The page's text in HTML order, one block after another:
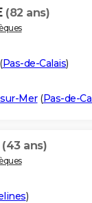
(82 ans)
Pas-de-Calais)
Mer(Pas-de-
(43 ans)
)